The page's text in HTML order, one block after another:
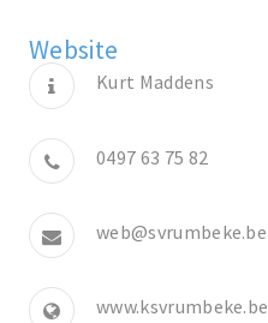
Website
Kurt Maddens
0497 63 75 82
web@svrumbeke.be
www.ksvrumbeke.be